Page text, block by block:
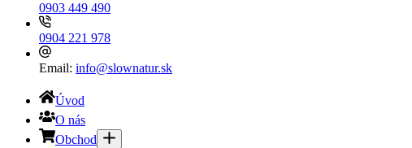
0903 449 490
0904 221 978
Email: info@slownatur.sk
Úvod
O nás
Obchod